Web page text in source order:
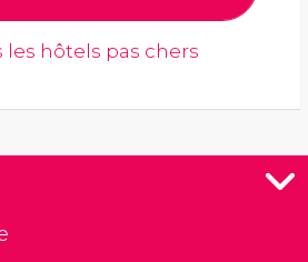
les hôtels pas chers